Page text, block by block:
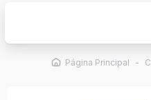
Página Principal